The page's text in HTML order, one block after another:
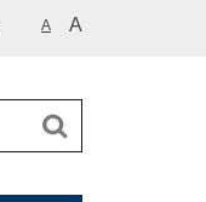
A A